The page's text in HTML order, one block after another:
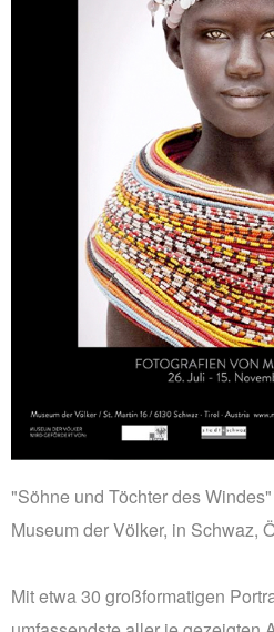
"Söhne und Töchter des
Museum der Völker, in Schwaz,
Mit etwa 30 großformatigen